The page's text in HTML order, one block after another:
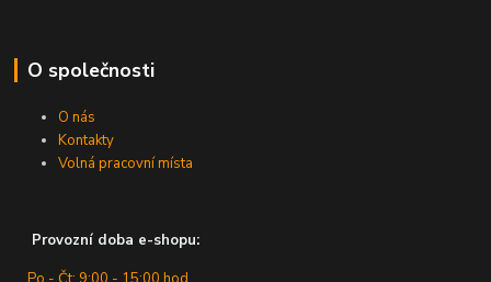
O společnosti
O nás
Kontakty
Volná pracovní místa
Provozní doba e-shopu: